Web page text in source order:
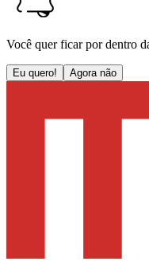
Você quer ficar por dentro
Eu quero! Agora não